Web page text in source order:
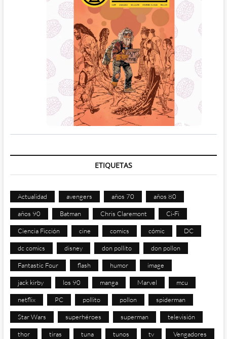
ETIQUETAS
Actualidad avengers años 70 años 80
años 90 Batman Chris Claremont Ci-Fi
Ciencia Ficción cine comics cómic DC
dc comics disney don pollito don pollon
Fantastic Four flash humor image
jack kirby los 90 manga Marvel mcu
netflix PC pollito pollon spiderman
Star Wars superhéroes superman televisión
thor tiras tuna tunos tv Vengadores